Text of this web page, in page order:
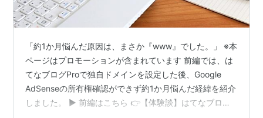
「約1か月悩んだ原因は、まさか『www』でした。」 ※本
ページはプロモーションが含まれています 前編では、は
てなブログProで独自ドメインを設定した後、Google
AdSenseの所有権確認ができず約1か月悩んだ経緯を紹介
しました。 ▶ 前編はこちら 👉【体験談】はてなブログ